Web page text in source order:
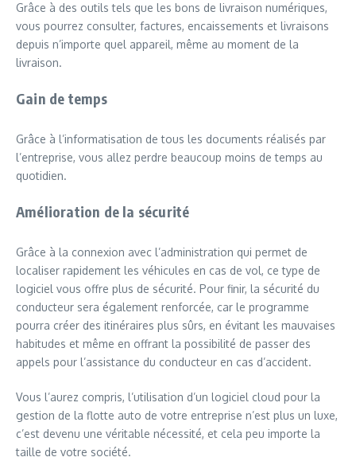
Grâce à des outils tels que les bons de livraison numériques,
vous pourrez consulter, factures, encaissements et livraisons
depuis n’importe quel appareil, même au moment de la
livraison.
Gain de temps
Grâce à l’informatisation de tous les documents réalisés par
l’entreprise, vous allez perdre beaucoup moins de temps au
quotidien.
Amélioration de la sécurité
Grâce à la connexion avec l’administration qui permet de
localiser rapidement les véhicules en cas de vol, ce type de
logiciel vous offre plus de sécurité. Pour finir, la sécurité du
conducteur sera également renforcée, car le programme
pourra créer des itinéraires plus sûrs, en évitant les mauvaises
habitudes et même en offrant la possibilité de passer des
appels pour l’assistance du conducteur en cas d’accident.
Vous l’aurez compris, l’utilisation d’un logiciel cloud pour la
gestion de la flotte auto de votre entreprise n’est plus un luxe,
c’est devenu une véritable nécessité, et cela peu importe la
taille de votre société.